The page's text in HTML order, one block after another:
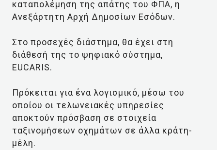
καταπολέμηση της απάτης του ΦΠΑ, η
Ανεξάρτητη Αρχή Δημοσίων Εσόδων.
Στο προσεχές διάστημα, θα έχει στη
διάθεσή της το ψηφιακό σύστημα,
EUCARIS.
Πρόκειται για ένα λογισμικό, μέσω του
οποίου οι τελωνειακές υπηρεσίες
αποκτούν πρόσβαση σε στοιχεία
ταξινομήσεων οχημάτων σε άλλα κράτη-
μέλη.